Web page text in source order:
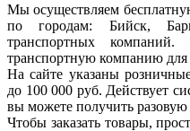
Мы осуществляем
по городам: Бийск,
транспортных
транспортную компанию для
На сайте указаны
до 100 000 руб. Действует
вы можете получить
Чтобы заказать товары,